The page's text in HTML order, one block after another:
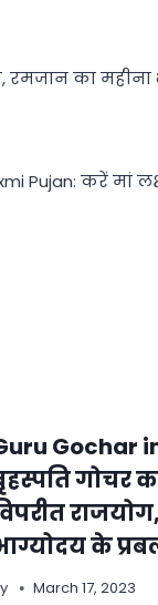
का महीना
Pujan: करें मां
Gochar
गोचर
के
March 17, 2023